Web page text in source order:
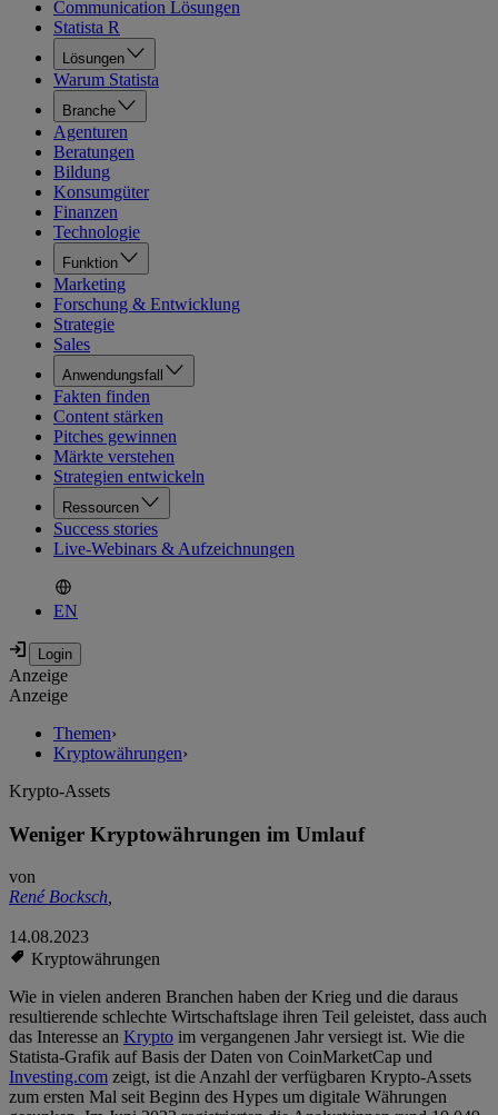
Communication Lösungen
Statista R
Lösungen
Warum Statista
Branche
Agenturen
Beratungen
Bildung
Konsumgüter
Finanzen
Technologie
Funktion
Marketing
Forschung & Entwicklung
Strategie
Sales
Anwendungsfall
Fakten finden
Content stärken
Pitches gewinnen
Märkte verstehen
Strategien entwickeln
Ressourcen
Success stories
Live-Webinars & Aufzeichnungen
EN
Anzeige
Anzeige
Themen›
Kryptowährungen›
Krypto-Assets
Weniger Kryptowährungen im Umlauf
von
René Bocksch,
14.08.2023
Kryptowährungen
Wie in vielen anderen Branchen haben der Krieg und die daraus
resultierende schlechte Wirtschaftslage ihren Teil geleistet, dass auch
das Interesse an Krypto im vergangenen Jahr versiegt ist. Wie die
Statista-Grafik auf Basis der Daten von CoinMarketCap und
Investing.com zeigt, ist die Anzahl der verfügbaren Krypto-Assets
zum ersten Mal seit Beginn des Hypes um digitale Währungen